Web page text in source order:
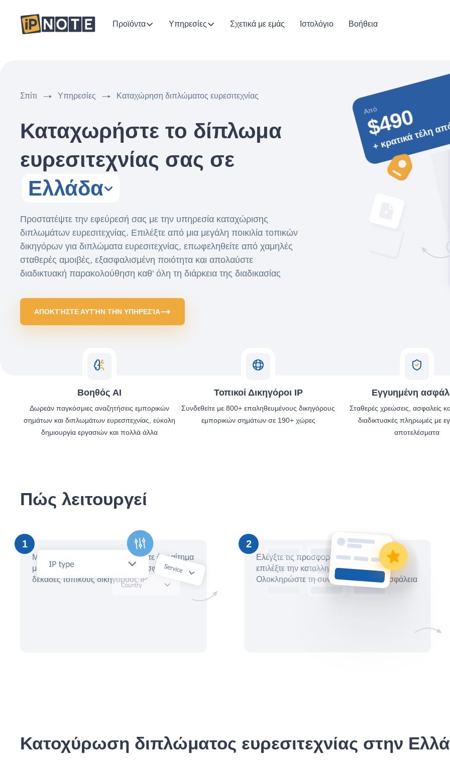
Προϊόντα Υπηρεσίες Σχετικά με εμάς Ιστολόγιο Βοήθεια
Σπίτι Υπηρεσίες Καταχώρηση διπλώματος ευρεσιτεχνίας
Καταχωρήστε το δίπλωμα
ευρεσιτεχνίας σας σε
Ελλάδα
Προστατέψτε την εφεύρεσή σας με την υπηρεσία καταχώρισης
διπλωμάτων ευρεσιτεχνίας. Επιλέξτε από μια μεγάλη ποικιλία τοπικών
δικηγόρων για διπλώματα ευρεσιτεχνίας, επωφεληθείτε από χαμηλές
σταθερές αμοιβές, εξασφαλισμένη ποιότητα και απολαύστε
διαδικτυακή παρακολούθηση καθ' όλη τη διάρκεια της διαδικασίας
ΑΠΟΚΤΉΣΤΕ ΑΥΤΉΝ ΤΗΝ ΥΠΗΡΕΣΊΑ
Από
$490
+ κρατικά τέλη
Βοηθός AI
Δωρεάν παγκόσμιες αναζητήσεις εμπορικών
σημάτων και διπλωμάτων ευρεσιτεχνίας, εύκολη
δημιουργία εργασιών και πολλά άλλα
Τοπικοί Δικηγόροι IP
Συνδεθείτε με 800+ επαληθευμένους δικηγόρους
εμπορικών σημάτων σε 190+ χώρες
Εγγυημένη
Σταθερές χρεώσεις, ασφαλείς
διαδικτυακές πληρωμές με
αποτελέσματα
Πώς λειτουργεί
1
Μέσα σε λίγα λεπτά, δημιουργήστε ένα αίτημα
με έναν βοηθό AI και λάβετε προσφορές από
δεκάδες τοπικούς δικηγόρους IP
2
Ελέγξτε τις προσφορές, συγκρίνετε τις και
επιλέξτε την καταλληλότερη επιλογή.
Ολοκληρώστε τη συναλλαγή σας με ασφάλεια
Κατοχύρωση διπλώματος ευρεσιτεχνίας στην